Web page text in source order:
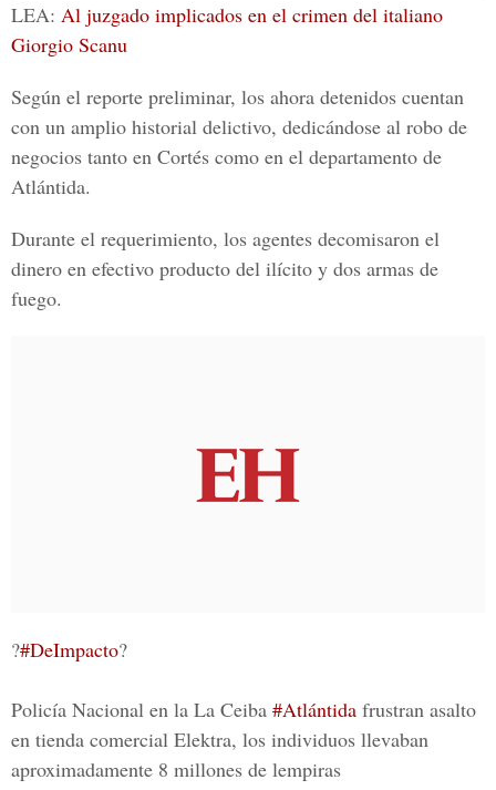
LEA: Al juzgado implicados en el crime n del italiano
Giorgio Scanu
Según el reporte preliminar, los ahora detenidos cuentan
con un amplio historial delictivo, dedicándose al robo de
negocios tanto en Cortés como en el departamento de
Atlántida.
Durante el requerimiento, los agentes decomisaron el
dinero en efectivo producto del ilícito y dos armas de
fuego.
?#DeImpacto?
Policía Nacional en la La Ceiba #Atlántida frustran asalto
en tienda comercial Elektra, los individuos llevaban
aproximadamente 8 millones de lempiras